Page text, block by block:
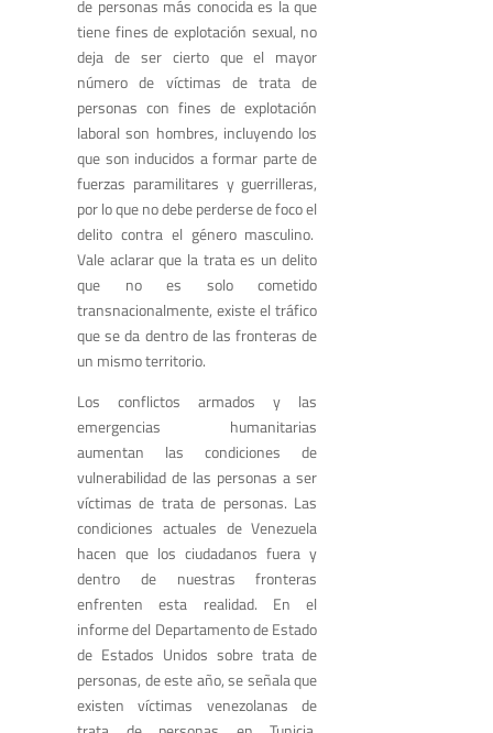
de personas más conocida es la que
tiene fines de explotación sexual, no
deja de ser cierto que el mayor
número de víctimas de trata de
personas con fines de explotación
laboral son hombres, incluyendo los
que son inducidos a formar parte de
fuerzas paramilitares y guerrilleras,
por lo que no debe perderse de foco el
delito contra el género masculino.
Vale aclarar que la trata es un delito
que no es solo cometido
transnacionalmente, existe el tráfico
que se da dentro de las fronteras de
un mismo territorio.
Los conflictos armados y las
emergencias humanitarias
aumentan las condiciones de
vulnerabilidad de las personas a ser
víctimas de trata de personas. Las
condiciones actuales de Venezuela
hacen que los ciudadanos fuera y
dentro de nuestras fronteras
enfrenten esta realidad. En el
informe del Departamento de Estado
de Estados Unidos sobre trata de
personas, de este año, se señala que
existen víctimas venezolanas de